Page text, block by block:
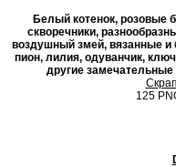
Белый котенок, розовые
скворечники,
воздушный змей, вязанные и
пион, лилия, одуванчик,
другие
125